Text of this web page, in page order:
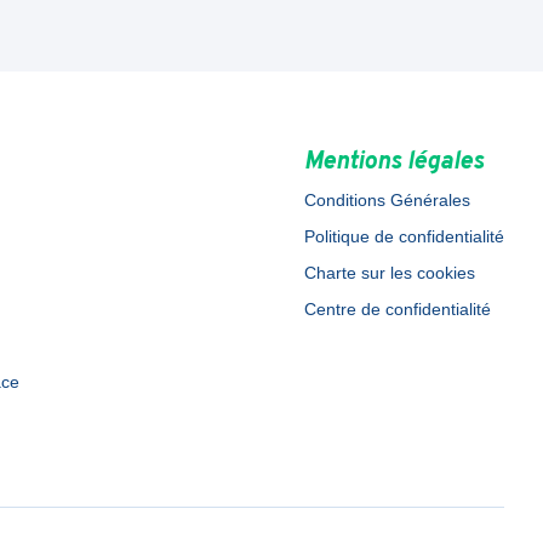
Mentions légales
Conditions Générales
Politique de confidentialité
Charte sur les cookies
Centre de confidentialité